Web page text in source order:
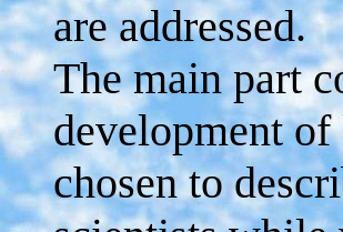
are addressed.
The main part
development of
chosen to